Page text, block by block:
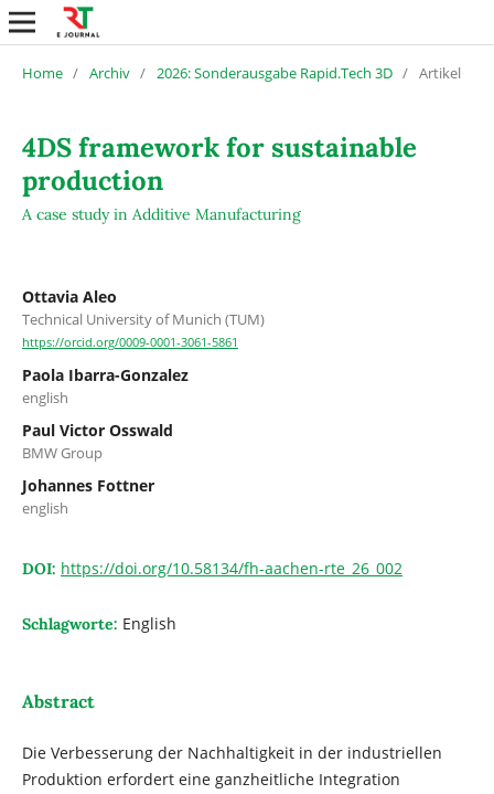
Home / Archiv / 2026: Sonderausgabe Rapid.Tech 3D / Artikel
4DS framework for sustainable
production
A case study in Additive Manufacturing
Ottavia Aleo
Technical University of Munich (TUM)
https://orcid.org/0009-0001-3061-5861
Paola Ibarra-Gonzalez
english
Paul Victor Osswald
BMW Group
Johannes Fottner
english
DOI: https://doi.org/10.58134/fh-aachen-rte_26_002
Schlagworte: English
Abstract
Die Verbesserung der Nachhaltigkeit in der industriellen
Produktion erfordert eine ganzheitliche Integration